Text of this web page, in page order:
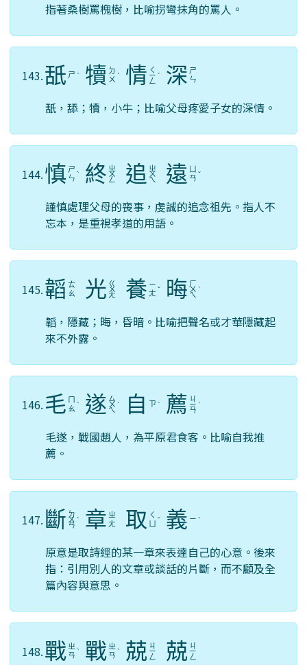
指著桑樹罵槐樹，比喻拐彎抹角的罵人。
143.舐 ㄕ ˋ 犢 ㄉ
ㄨ ˊ 情 ㄑ
ㄧ
ㄥ
ˊ 深 ㄕ
ㄣ
舐，舔；犢，小牛；比喻父母疼愛子女的深情。
144.慎 ㄕ
ㄣ ˋ 終 ㄓ
ㄨ
ㄥ 追 ㄓ
ㄨ
ㄟ 遠 ㄢ ˇ
謹慎處理父母的喪事，虔誠的追念祖先。指人不
忘本，是重視孝道的用語。
145.韜 ㄊ
ㄠ
光 ㄍ
ㄨ
ㄤ 養 ㄧ
ㄤ ˇ 晦 ㄏ
ㄨ
ㄟ
ˋ
韜，隱藏；晦，昏暗。比喻把聲名或才華隱藏起
來不外露。
146. 毛 ㄇ
ㄠ ˊ 遂 ㄙ
ㄨ
ㄟ
ˋ 自 ㄗ ˋ 薦 ㄐ
ㄧ
ㄢ
ˋ
毛遂，戰國趙人，為平原君食客。比喻自我推
薦。
147. 斷 ㄉ
ㄨ
ㄢ
ˋ 章 ㄓ
ㄤ
取 ㄑ
ˇ 義 ㄧ ˋ
原意是取詩經的某一章來表達自己的心意。後來
指：引用別人的文章或談話的片斷，而不顧及全
篇內容與意思。
148.戰 ㄓ
ㄢ ˋ 戰 ㄓ
ㄢ ˋ 兢 ㄐ
ㄧ
ㄥ 兢 ㄐ
ㄧ
ㄥ